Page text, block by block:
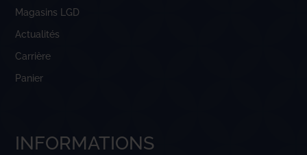
Magasins LGD
Actualités
Carrière
Panier
INFORMATIONS